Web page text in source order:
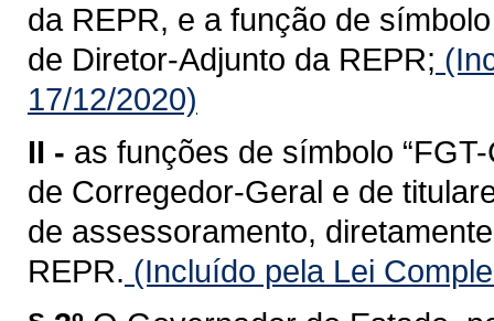
da REPR, e a função de
de Diretor-Adjunto da REPR;
17/12/2020)
II - as funções de símbolo
de Corregedor-Geral e de
de assessoramento,
REPR. (Incluído pela Lei